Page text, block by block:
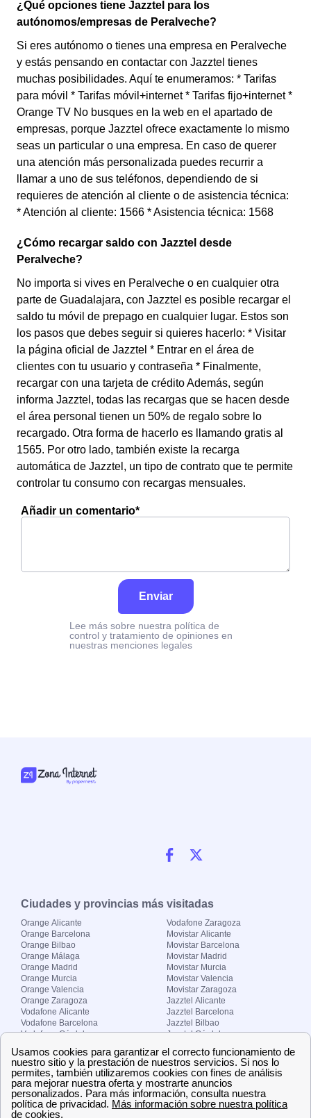
¿Qué opciones tiene Jazztel para los
autónomos/empresas de Peralveche?
Si eres autónomo o tienes una empresa en Peralveche
y estás pensando en contactar con Jazztel tienes
muchas posibilidades. Aquí te enumeramos: * Tarifas
para móvil * Tarifas móvil+internet * Tarifas fijo+internet *
Orange TV No busques en la web en el apartado de
empresas, porque Jazztel ofrece exactamente lo mismo
seas un particular o una empresa. En caso de querer
una atención más personalizada puedes recurrir a
llamar a uno de sus teléfonos, dependiendo de si
requieres de atención al cliente o de asistencia técnica:
* Atención al cliente: 1566 * Asistencia técnica: 1568
¿Cómo recargar saldo con Jazztel desde
Peralveche?
No importa si vives en Peralveche o en cualquier otra
parte de Guadalajara, con Jazztel es posible recargar el
saldo tu móvil de prepago en cualquier lugar. Estos son
los pasos que debes seguir si quieres hacerlo: * Visitar
la página oficial de Jazztel * Entrar en el área de
clientes con tu usuario y contraseña * Finalmente,
recargar con una tarjeta de crédito Además, según
informa Jazztel, todas las recargas que se hacen desde
el área personal tienen un 50% de regalo sobre lo
recargado. Otra forma de hacerlo es llamando gratis al
1565. Por otro lado, también existe la recarga
automática de Jazztel, un tipo de contrato que te permite
controlar tu consumo con recargas mensuales.
Añadir un comentario*
Enviar
Lee más sobre nuestra política de
control y tratamiento de opiniones en
nuestras menciones legales
Ciudades y provincias más visitadas
Orange Alicante
Orange Barcelona
Orange Bilbao
Orange Málaga
Orange Madrid
Orange Murcia
Orange Valencia
Orange Zaragoza
Vodafone Alicante
Vodafone Barcelona
Vodafone Córdoba
Vodafone Madrid
Vodafone Murcia
Vodafone Valencia
Vodafone Zaragoza
Movistar Alicante
Movistar Barcelona
Movistar Madrid
Movistar Murcia
Movistar Valencia
Movistar Zaragoza
Jazztel Alicante
Jazztel Barcelona
Jazztel Bilbao
Jazztel Córdoba
Jazztel Málaga
Jazztel Valencia
Jazztel Zaragoza
Sobre Zona-internet.com
¿Quiénes somos?